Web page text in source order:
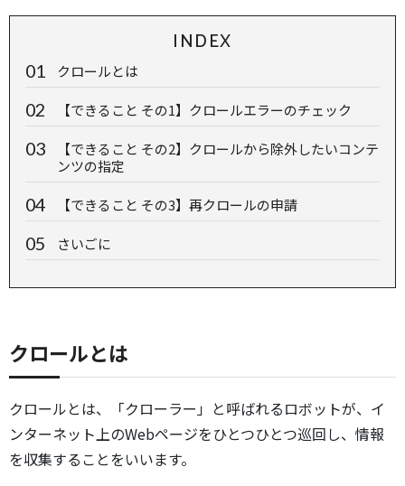
INDEX
クロールとは
【できること その1】クロールエラーのチェック
【できること その2】クロールから除外したいコンテ
ンツの指定
【できること その3】再クロールの申請
さいごに
クロールとは
クロールとは、「クローラー」と呼ばれるロボットが、イ
ンターネット上のWebページをひとつひとつ巡回し、情報
を収集することをいいます。